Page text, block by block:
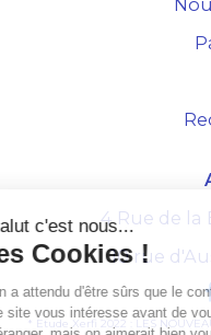
4 Rue de la
10 rue
* Etude Xerfi 2022 : LES
Salut c'est nous...
les Cookies !
On a attendu d'être sûrs que
ce site vous intéresse avant